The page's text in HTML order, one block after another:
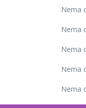
Nema
Nema
Nema
Nema
Nema